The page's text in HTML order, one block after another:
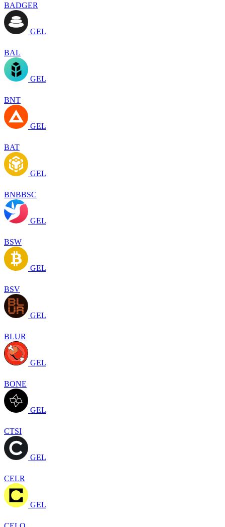
BADGER
GEL
BAL
GEL
BNT
GEL
BAT
GEL
BNBBSC
GEL
BSW
GEL
BSV
GEL
BLUR
GEL
BONE
GEL
CTSI
GEL
CELR
GEL